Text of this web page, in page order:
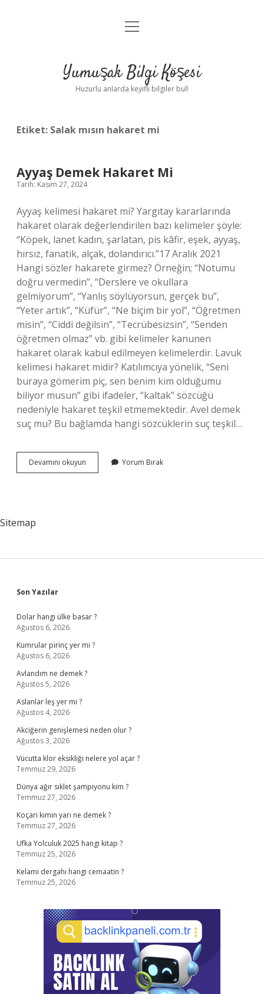
Anasayfa
Yasal Uyarı
menüyü
Yumuşak Bilgi Köşesi
Huzurlu anlarda keyifli bilgiler bul!
Etiket: Salak mısın hakaret mi
Ayyaş Demek Hakaret Mi
Tarih: Kasım 27, 2024
Ayyaş kelimesi hakaret mi? Yargıtay kararlarında
hakaret olarak değerlendirilen bazı kelimeler şöyle:
“Köpek, lanet kadın, şarlatan, pis kâfir, eşek, ayyaş,
hırsız, fanatik, alçak, dolandırıcı.”17 Aralık 2021
Hangi sözler hakarete girmez? Örneğin; “Notumu
doğru vermedin”, “Derslere ve okullara
gelmiyorum”, “Yanlış söylüyorsun, gerçek bu”,
“Yeter artık”, “Küfür”, “Ne biçim bir yol”, “Öğretmen
misin”, “Ciddi değilsin”, “Tecrübesizsin”, “Senden
öğretmen olmaz” vb. gibi kelimeler kanunen
hakaret olarak kabul edilmeyen kelimelerdir. Lavuk
kelimesi hakaret midir? Katılımcıya yönelik, “Seni
buraya gömerim piç, sen benim kim olduğumu
biliyor musun” gibi ifadeler, “kaltak” sözcüğü
nedeniyle hakaret teşkil etmemektedir. Avel demek
suç mu? Bu bağlamda hangi sözcüklerin suç teşkil…
Devamını okuyun
Demek
Yorum Bırak
Sitemap
Sidebar
Son Yazılar
Dolar hangi ülke basar ?
Ağustos 6, 2026
Kumrular pirinç yer mi ?
Ağustos 6, 2026
Avlandım ne demek ?
Ağustos 5, 2026
Aslanlar leş yer mi ?
Ağustos 4, 2026
Akciğerin genişlemesi neden olur ?
Ağustos 3, 2026
Vücutta klor eksikliği nelere yol açar ?
Temmuz 29, 2026
Dünya ağır sıklet şampiyonu kim ?
Temmuz 27, 2026
Koçari kimin yarı ne demek ?
Temmuz 27, 2026
Ufka Yolculuk 2025 hangi kitap ?
Temmuz 25, 2026
Kelami dergahı hangi cemaatin ?
Temmuz 25, 2026